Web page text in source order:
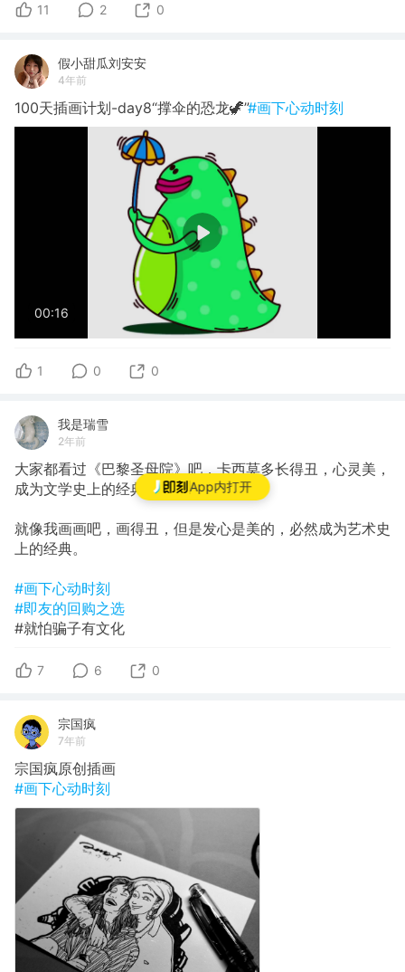
App内打开
11 2 0
假小甜瓜刘安安
4年前
100天插画计划-day8“撑伞的恐龙🦖”#画下心动时刻
00:16
1 0 0
我是瑞雪
2年前
大家都看过《巴黎圣母院》吧，卡西莫多长得丑，心灵美，
成为文学史上的经典形象。
就像我画画吧，画得丑，但是发心是美的，必然成为艺术史
上的经典。
#画下心动时刻
#即友的回购之选
#就怕骗子有文化
7 6 0
宗国疯
7年前
宗国疯原创插画
#画下心动时刻